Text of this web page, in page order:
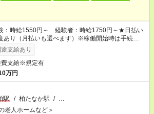
：時給1550円～ 経験者：時給1750円～★日払い
あり（月払いも選べます）※稼働開始時は手続き完
払いとなります。
支給あり
費支給※規定有
万円
駅 / 柏たなか駅 / …
老人ホームなど＞